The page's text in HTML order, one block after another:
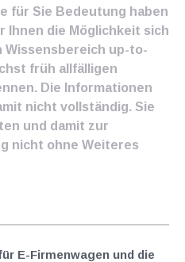
für Sie Bedeutung haben
Ihnen die Möglichkeit sich
Wissensbereich up-to-
früh allfälligen
Die Informationen
nicht vollständig. Sie
und damit zur
nicht ohne Weiteres
E-Firmenwagen und die